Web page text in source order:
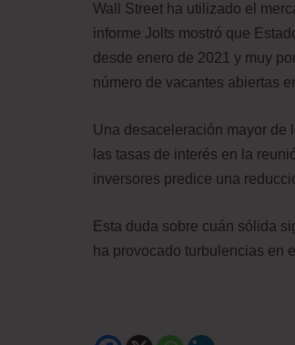
Wall Street ha utilizado el
informe Jolts mostró que
desde enero de 2021 y muy
número de vacantes abiertas
Una desaceleración mayor de
las tasas de interés en la
inversores predice una
Esta duda sobre cuán sólida
ha provocado turbulencias en